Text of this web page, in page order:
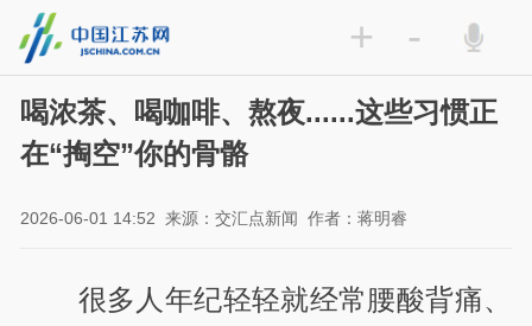
+ -
喝浓茶、喝咖啡、熬夜......这些习惯正
在“掏空”你的骨骼
2026-06-01 14:52 来源：交汇点新闻 作者：蒋明睿
很多人年纪轻轻就经常腰酸背痛、